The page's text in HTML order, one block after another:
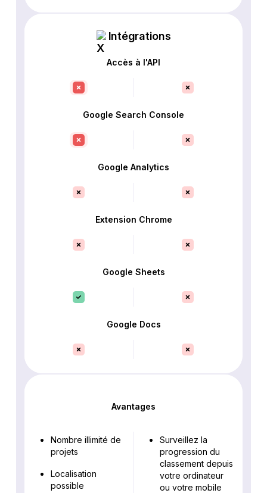
Intégrations
Accès à l'API
Google Search Console
Google Analytics
Extension Chrome
Google Sheets
Google Docs
Avantages
Nombre illimité de
projets
Localisation
possible
Surveillez la
progression du
classement depuis
votre ordinateur
ou votre mobile